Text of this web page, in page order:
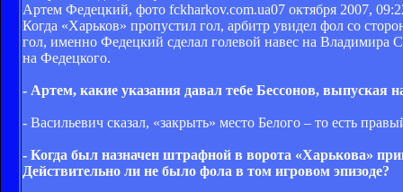
Артем Федецкий, фото fckharkov.com.ua07 октября 2007,
Когда «Харьков» пропустил гол, арбитр увидел фол со
гол, именно Федецкий сделал голевой навес на Владимира
на Федецкого.
- Артем, какие указания давал тебе Бессонов, выпуская
- Васильевич сказал, «закрыть» место Белого – то есть
- Когда был назначен штрафной в ворота «Харькова»
Действительно ли не было фола в том игровом эпизоде?